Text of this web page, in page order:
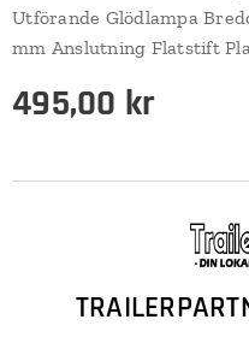
Utförande Glödlampa
mm Anslutning Flatstift
495,00 kr